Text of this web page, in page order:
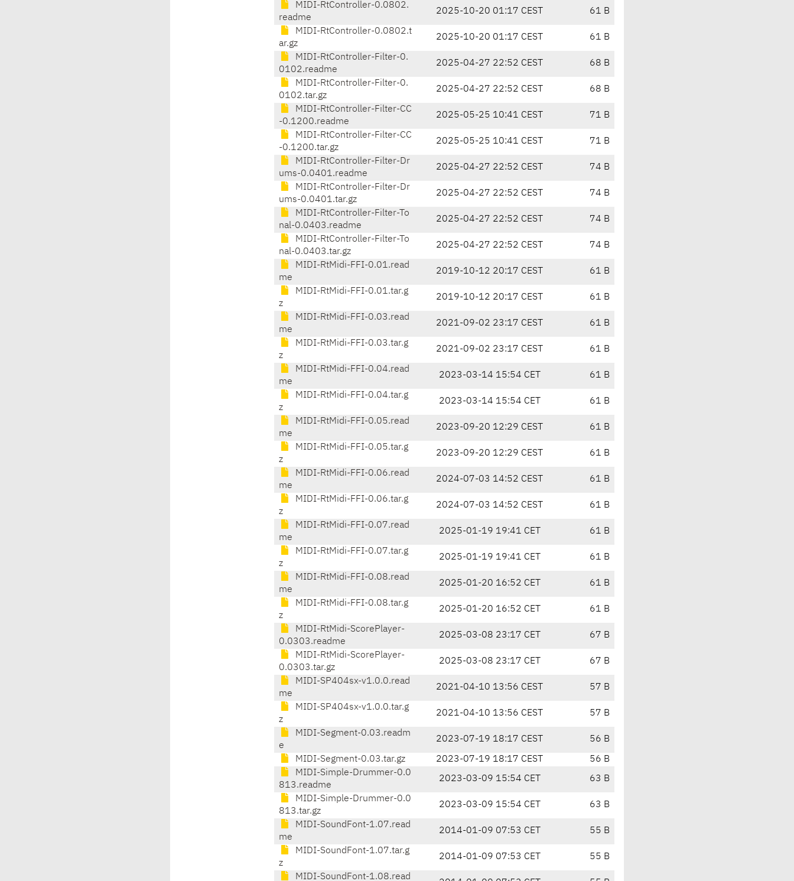
MIDI-RtController-0.0802.
readme
2025-10-20 01:17 CEST 61 B
MIDI-RtController-0.0802.t
ar.gz
2025-10-20 01:17 CEST 61 B
MIDI-RtController-Filter-0.
0102.readme
2025-04-27 22:52 CEST 68 B
MIDI-RtController-Filter-0.
0102.tar.gz
2025-04-27 22:52 CEST 68 B
MIDI-RtController-Filter-CC
-0.1200.readme
2025-05-25 10:41 CEST 71 B
MIDI-RtController-Filter-CC
-0.1200.tar.gz
2025-05-25 10:41 CEST 71 B
MIDI-RtController-Filter-Dr
ums-0.0401.readme
2025-04-27 22:52 CEST 74 B
MIDI-RtController-Filter-Dr
ums-0.0401.tar.gz
2025-04-27 22:52 CEST 74 B
MIDI-RtController-Filter-To
nal-0.0403.readme
2025-04-27 22:52 CEST 74 B
MIDI-RtController-Filter-To
nal-0.0403.tar.gz
2025-04-27 22:52 CEST 74 B
MIDI-RtMidi-FFI-0.01.read
me
2019-10-12 20:17 CEST 61 B
MIDI-RtMidi-FFI-0.01.tar.g
z
2019-10-12 20:17 CEST 61 B
MIDI-RtMidi-FFI-0.03.read
me
2021-09-02 23:17 CEST 61 B
MIDI-RtMidi-FFI-0.03.tar.g
z
2021-09-02 23:17 CEST 61 B
MIDI-RtMidi-FFI-0.04.read
me
2023-03-14 15:54 CET 61 B
MIDI-RtMidi-FFI-0.04.tar.g
z
2023-03-14 15:54 CET 61 B
MIDI-RtMidi-FFI-0.05.read
me
2023-09-20 12:29 CEST 61 B
MIDI-RtMidi-FFI-0.05.tar.g
z
2023-09-20 12:29 CEST 61 B
MIDI-RtMidi-FFI-0.06.read
me
2024-07-03 14:52 CEST 61 B
MIDI-RtMidi-FFI-0.06.tar.g
z
2024-07-03 14:52 CEST 61 B
MIDI-RtMidi-FFI-0.07.read
me
2025-01-19 19:41 CET 61 B
MIDI-RtMidi-FFI-0.07.tar.g
z
2025-01-19 19:41 CET 61 B
MIDI-RtMidi-FFI-0.08.read
me
2025-01-20 16:52 CET 61 B
MIDI-RtMidi-FFI-0.08.tar.g
z
2025-01-20 16:52 CET 61 B
MIDI-RtMidi-ScorePlayer-
0.0303.readme
2025-03-08 23:17 CET 67 B
MIDI-RtMidi-ScorePlayer-
0.0303.tar.gz
2025-03-08 23:17 CET 67 B
MIDI-SP404sx-v1.0.0.read
me
2021-04-10 13:56 CEST 57 B
MIDI-SP404sx-v1.0.0.tar.g
z
2021-04-10 13:56 CEST 57 B
MIDI-Segment-0.03.readm
e
2023-07-19 18:17 CEST 56 B
MIDI-Segment-0.03.tar.gz 2023-07-19 18:17 CEST
56 B
MIDI-Simple-Drummer-0.0
813.readme
2023-03-09 15:54 CET 63 B
MIDI-Simple-Drummer-0.0
813.tar.gz
2023-03-09 15:54 CET 63 B
MIDI-SoundFont-1.07.read
me
2014-01-09 07:53 CET 55 B
MIDI-SoundFont-1.07.tar.g
z
2014-01-09 07:53 CET 55 B
MIDI-SoundFont-1.08.read